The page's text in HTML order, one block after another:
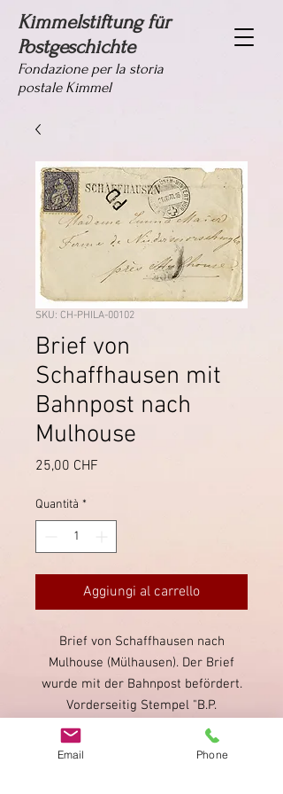
Kimmelstiftung für
Postgeschichte
Fondazione per la storia
postale Kimmel
SKU: CH-PHILA-00102
Brief von
Schaffhausen mit
Bahnpost nach
Mulhouse
25,00 CHF
Quantità *
Aggiungi al carrello
Brief von Schaffhausen nach
Mulhouse (Mülhausen). Der Brief
wurde mit der Bahnpost befördert.
Vorderseitig Stempel "B.P.
Schaffhausen - Winterthur",
Balkenstempel "Schaffhausen"
Email Phone